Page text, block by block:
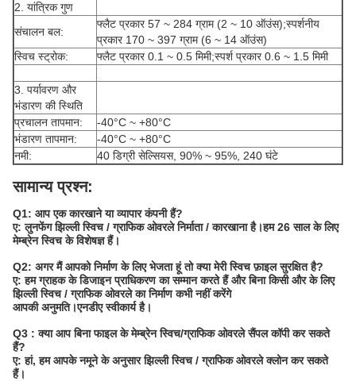
2. यांत्रिक गुण
संचालन बल:
फ्लैट प्रकार 57 ~ 284 ग्राम (2 ~ 10 ऑउंस);स्पर्शनीय
प्रकार 170 ~ 397 ग्राम (6 ~ 14 ऑउंस)
स्विच स्ट्रोक:
फ्लैट प्रकार 0.1 ~ 0.5 मिमी;स्पर्श प्रकार 0.6 ~ 1.5 मिमी
3. पर्यावरण और
भंडारण की स्थिति
प्रचालन तापमान:
-40°C ~ +80°C
भंडारण तापमान:
-40°C ~ +80°C
नमी:
40 डिग्री सेल्सियस, 90% ~ 95%, 240 घंटे
सामान्य प्रश्न:
Q1: आप एक कारखाने या व्यापार कंपनी हैं?
ए: लुनफेंग झिल्ली स्विच / ग्राफिक ओवरले निर्माता / कारखाना है।हम 26 साल के लिए
मेम्ब्रेन स्विच के विशेषज्ञ हैं।
Q2: अगर मैं आपको निर्माण के लिए भेजता हूं तो क्या मेरी स्विच फ़ाइल सुरक्षित है?
ए: हम ग्राहक के डिजाइन प्राधिकरण का सम्मान करते हैं और बिना किसी और के लिए
झिल्ली स्विच / ग्राफिक ओवरले का निर्माण कभी नहीं करेंगे
आपकी अनुमति।एनडीए स्वीकार्य है।
Q3 : क्या आप बिना फाइल के मेम्ब्रेन स्विच/ग्राफिक ओवरले सैंपल कॉपी कर सकते
हैं?
ए: हां, हम आपके नमूने के अनुसार झिल्ली स्विच / ग्राफिक ओवरले क्लोन कर सकते
हैं।